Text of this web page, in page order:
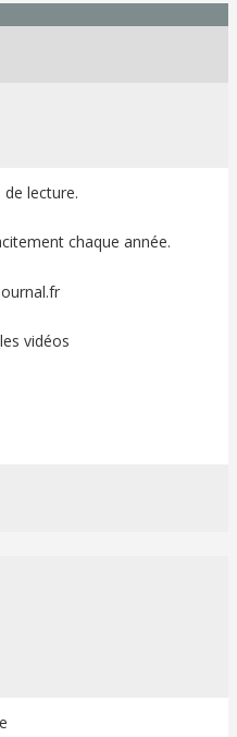
lecture.
chaque année.
vidéos